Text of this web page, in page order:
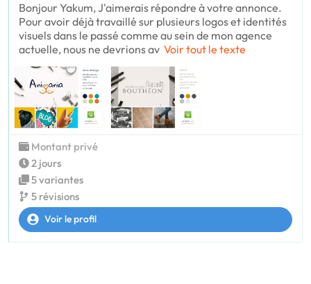
Bonjour Yakum, J'aimerais répondre à votre annonce.
Pour avoir déjà travaillé sur plusieurs logos et identités
visuels dans le passé comme au sein de mon agence
actuelle, nous ne devrions av Voir tout le texte
Montant privé
2 jours
5 variantes
5 révisions
Voir le profil